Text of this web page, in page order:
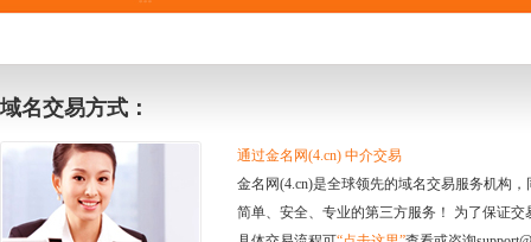
域名交易方式：
通过金名网(4.cn) 中介交易
金名网(4.cn)是全球领先的域名交易服务机构
简单、安全、专业的第三方服务！ 为了保证